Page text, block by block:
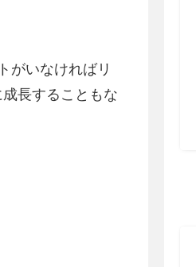
がいなければリ
長することもな